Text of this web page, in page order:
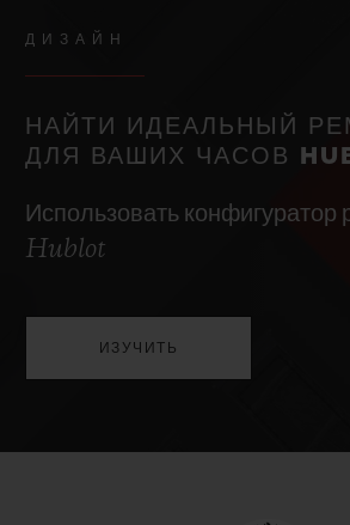
ДИЗАЙН
НАЙТИ ИДЕАЛЬНЫЙ
ДЛЯ ВАШИХ ЧАСОВ
Использовать
Hublot
ИЗУЧИТЬ